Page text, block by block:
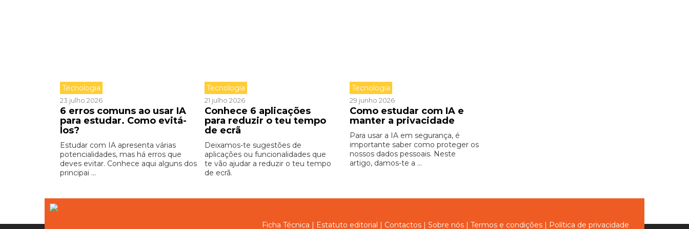
Tecnologia
23 julho 2026
6 erros comuns ao usar IA
para estudar. Como evitá-
los?
Estudar com IA apresenta várias
potencialidades, mas há erros que
deves evitar. Conhece aqui alguns dos
principai ...
Tecnologia
21 julho 2026
Conhece 6 aplicações
para reduzir o teu tempo
de ecrã
Deixamos-te sugestões de
aplicações ou funcionalidades que
te vão ajudar a reduzir o teu tempo
de ecrã.
Tecnologia
29 junho 2026
Como estudar com IA e
manter a privacidade
Para usar a IA em segurança, é
importante saber como proteger os
nossos dados pessoais. Neste
artigo, damos-te a ...
Ficha Técnica | Estatuto editorial | Contactos | Sobre nós | Termos e condições | Política de privacidade